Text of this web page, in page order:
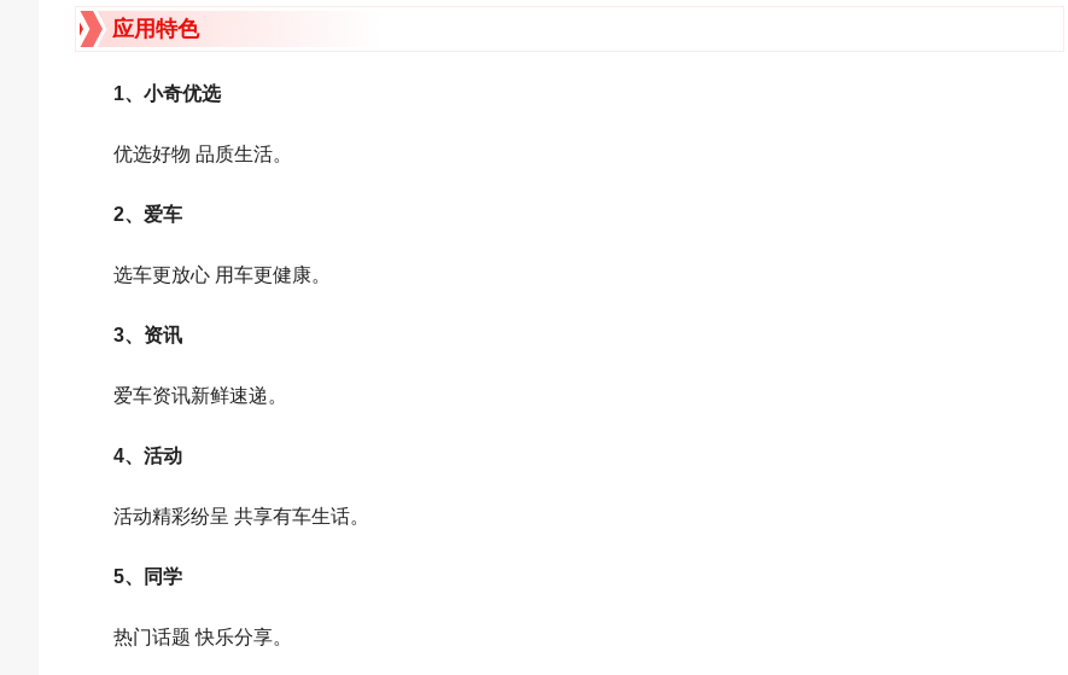
应用特色
1、小奇优选
优选好物 品质生活。
2、爱车
选车更放心 用车更健康。
3、资讯
爱车资讯新鲜速递。
4、活动
活动精彩纷呈 共享有车生话。
5、同学
热门话题 快乐分享。